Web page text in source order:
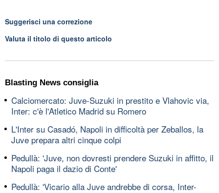
Suggerisci una correzione
Valuta il titolo di questo articolo
Blasting News consiglia
Calciomercato: Juve-Suzuki in prestito e Vlahovic via,
Inter: c'è l'Atletico Madrid su Romero
L'Inter su Casadó, Napoli in difficoltà per Zeballos, la
Juve prepara altri cinque colpi
Pedullà: 'Juve, non dovresti prendere Suzuki in affitto, il
Napoli paga il dazio di Conte'
Pedullà: 'Vicario alla Juve andrebbe di corsa, Inter-